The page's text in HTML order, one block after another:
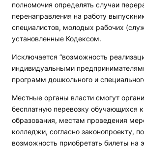
полномочия определять случаи
перенаправления на работу
специалистов, молодых рабочих
установленные Кодексом.
Исключается “возможность
индивидуальными
программ дошкольного и
Местные органы власти смогут
бесплатную перевозку обучающихся
образования, местам проведения
колледжи, согласно законопроекту,
возможность приобретать билеты на